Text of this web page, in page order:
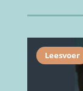
Leesvoer